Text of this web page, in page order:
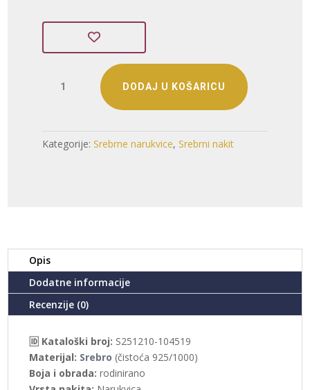
NARUKVICA
-
SRCE
DODAJ U KOŠARICU
Kategorije:Srebrne narukvice,Srebrni nakit
Opis
Dodatne informacije
Recenzije (0)
🆔 Kataloški broj: S251210-104519
Materijal: Srebro (čistoća 925/1000)
Boja i obrada: rodinirano